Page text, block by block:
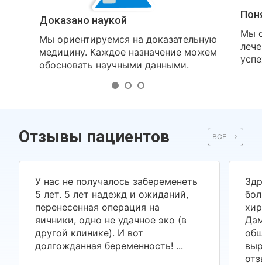
Доказано наукой
Мы ориентируемся на доказательную
медицину. Каждое назначение можем
обосновать научными данными.
Мы
Отзывы пациентов ВСЕ
У нас не получалось забеременеть
5 лет. 5 лет надежд и ожиданий,
перенесенная операция на
яичники, одно не удачное эко (в
другой клинике). И вот
долгожданная беременность! ...